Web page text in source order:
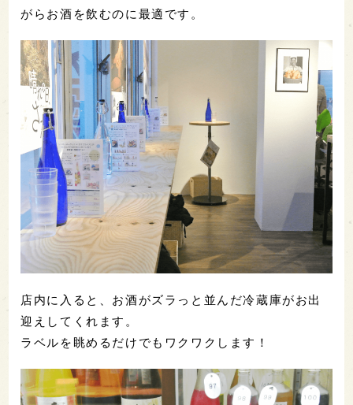
がらお酒を飲むのに最適です。
店内に入ると、お酒がズラっと並んだ冷蔵庫がお出
迎えしてくれます。
ラベルを眺めるだけでもワクワクします！